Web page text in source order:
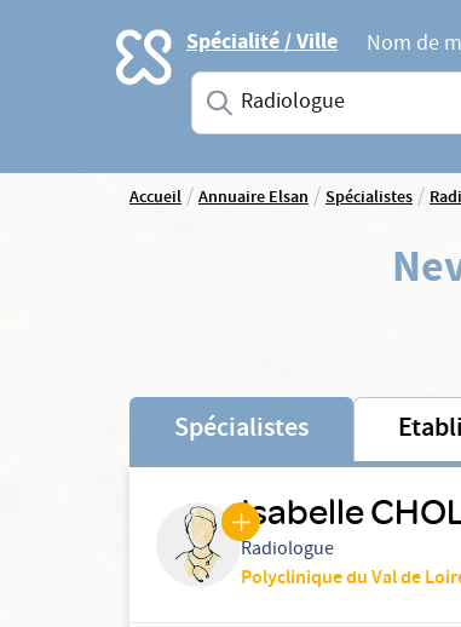
Accueil Spécialité / Ville
Nom de
Saisissez une spécialité ou un
Accueil/Annuaire Elsan/Spécialistes/
Spécialistes
Isabelle
Radiologue
Polyclinique du Val de